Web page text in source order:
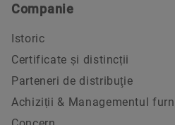
Companie
Istoric
Certificate și distincții
Parteneri de distribuţie
Achiziții & Managementul